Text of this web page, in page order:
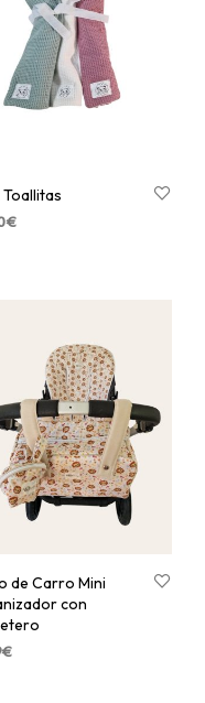
Toallitas
€
de Carro Mini
con
€